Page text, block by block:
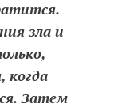
зла и
когда
Затем